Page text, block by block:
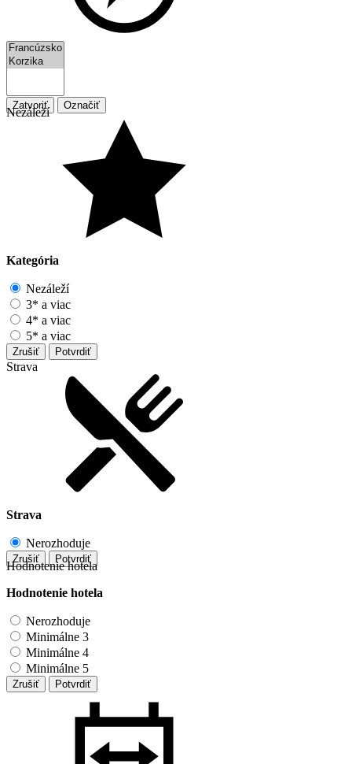
Zatvoriť Označiť
Nezáleží
Kategória
Nezáleží
3* a viac
4* a viac
5* a viac
Zrušiť Potvrdiť
Strava
Strava
Nerozhoduje
Zrušiť Potvrdiť
Hodnotenie hotela
Hodnotenie hotela
Nerozhoduje
Minimálne 3
Minimálne 4
Minimálne 5
Zrušiť Potvrdiť